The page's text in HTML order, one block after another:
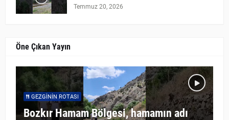
Temmuz 20, 2026
Öne Çıkan Yayın
GEZGININ ROTASI
Bozkır Hamam Bölgesi, hamamın adı